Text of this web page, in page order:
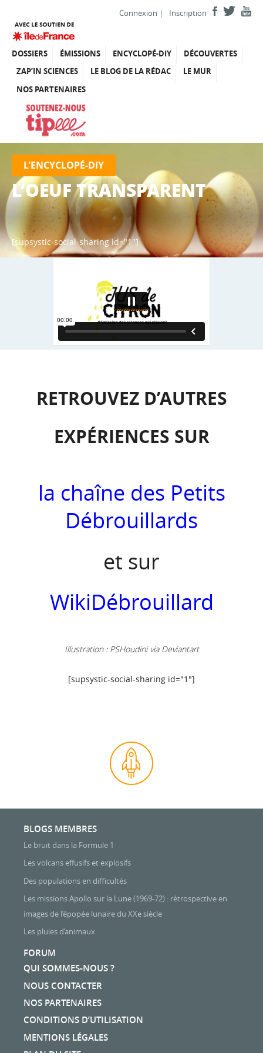
Connexion | Inscription
DOSSIERS ÉMISSIONS ENCYCLOPÉ-DIY
DÉCOUVERTES
ZAP’IN SCIENCES
LE BLOG DE LA RÉDAC
LE MUR
NOS PARTENAIRES
L'ENCYCLOPÉ-DIY
L’OEUF TRANSPARENT
[supsystic-social-sharing id="1"]
RETROUVEZ D’AUTRES
EXPÉRIENCES SUR
la chaîne des Petits
Débrouillards
et sur
WikiDébrouillard
Illustration : PSHoudini via Deviantart
[supsystic-social-sharing id="1"]
BLOGS MEMBRES
Le bruit dans la Formule 1
Les volcans effusifs et explosifs
Des populations en difficultés
Les missions Apollo sur la Lune (1969-72) : rétrospective en
images de l’épopée lunaire du XXe siècle
Les pluies d’animaux
FORUM
QUI SOMMES-NOUS ?
NOUS CONTACTER
NOS PARTENAIRES
CONDITIONS D’UTILISATION
MENTIONS LÉGALES